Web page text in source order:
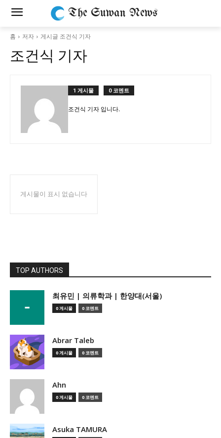
The Suwan News
홈 저자 게시글 조건식 기자
조건식 기자
1 게시물 0 코멘트
조건식 기자 입니다.
게시물이 표시 없습니다
TOP AUTHORS
­최유민 | 의류학과 | 한양대(서울)
0 게시물 0 코멘트
Abrar Taleb
0 게시물 0 코멘트
Ahn
0 게시물 0 코멘트
Asuka TAMURA